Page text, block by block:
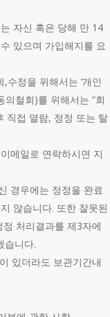
자신 혹은 당해 만 14
있으며 가입해지를 요
정을 위해서는 ‘개인
의철회)를 위해서는 “회
직접 열람, 정정 또는 탈
메일로 연락하시면 지
경우에는 정정을 완료
않습니다. 또한 잘못된
처리결과를 제3자에
습니다.
있더라도 보관기간내